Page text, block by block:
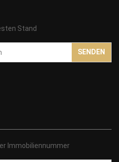
Stand
SENDEN
Immobiliennummer